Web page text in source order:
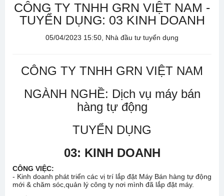
CÔNG TY TNHH GRN VIỆT NAM -
TUYỂN DỤNG: 03 KINH DOANH
05/04/2023 15:50, Nhà đầu tư tuyển dụng
CÔNG TY TNHH GRN VIỆT NAM
NGÀNH NGHỀ: Dịch vụ máy bán
hàng tự động
TUYỂN DỤNG
03: KINH DOANH
CÔNG VIỆC:
- Kinh doanh phát triển các vị trí lắp đặt Máy Bán hàng tự động
mới & chăm sóc,quản lý công ty nơi mình đã lắp đặt máy.